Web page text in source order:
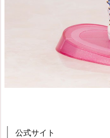
公式サイト